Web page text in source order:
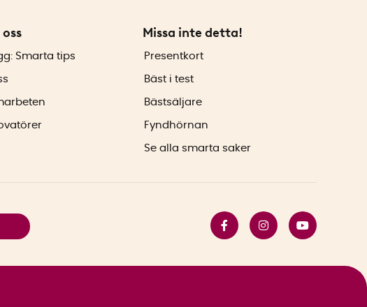
Smarta tips
Missa inte detta!
Presentkort
Bäst i test
Bästsäljare
Fyndhörnan
Se alla smarta saker